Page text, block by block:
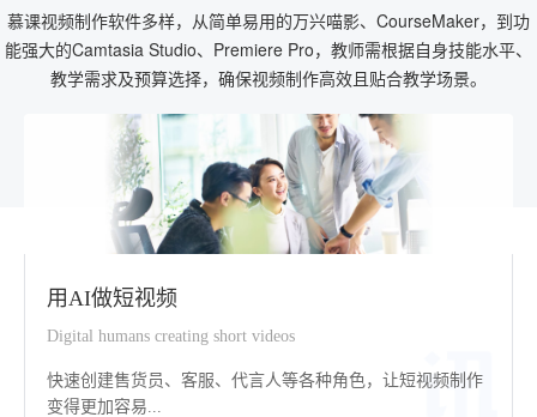
慕课视频制作软件多样，从简单易用的万兴喵影、CourseMaker，到功
能强大的Camtasia Studio、Premiere Pro，教师需根据自身技能水平、
教学需求及预算选择，确保视频制作高效且贴合教学场景。
用AI做短视频
Digital humans creating short videos
快速创建售货员、客服、代言人等各种角色，让短视频制作
变得更加容易...